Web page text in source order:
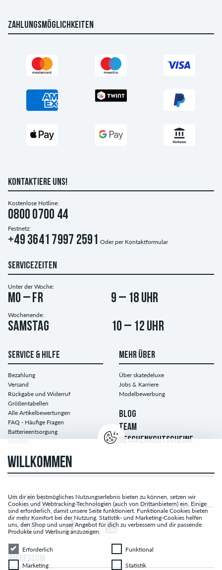
ZAHLUNGSMÖGLICHKEITEN
KONTAKTIERE UNS!
Kostenlose Hotline:
0800 0700 44
Festnetz:
+49 3641 7997 2591 Oder per Kontaktformular
SERVICEZEITEN
Unter der Woche:
Mo – Fr 9 – 18 Uhr
Wochenende:
Samstag 10 – 12 Uhr
SERVICE & HILFE
Bezahlung
Versand
Rückgabe und Widerruf
Größentabellen
Alle Artikelbewertungen
FAQ - Häufige Fragen
Batterieentsorgung
Kontakt
MEHR ÜBER
Über skatedeluxe
Jobs & Karriere
Modelbewerbung
BLOG
TEAM
GESCHENKGUTSCHEINE
FOLLOW US...
IMPRESSUM
WILLKOMMEN
Um dir ein bestmögliches Nutzungserlebnis bieten zu können, setzen wir
Cookies und Webtracking-Technologien (auch von Drittanbietern) ein. Einige
sind erforderlich, damit unsere Seite funktioniert. Funktionale Cookies bieten
dir mehr Komfort bei der Nutzung. Statistik- und Marketing-Cookies helfen
uns, den Shop und unser Angebot für dich zu verbessern und dir passende
Produkte und Werbung anzuzeigen.
Erforderlich
Erforderlich FunktionalFunktional
MarketingMarketing StatistikStatistik